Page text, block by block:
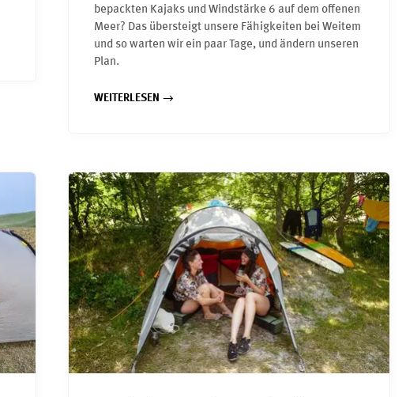
bepackten Kajaks und Windstärke 6 auf dem offenen
Meer? Das übersteigt unsere Fähigkeiten bei Weitem
und so warten wir ein paar Tage, und ändern unseren
Plan.
WEITERLESEN